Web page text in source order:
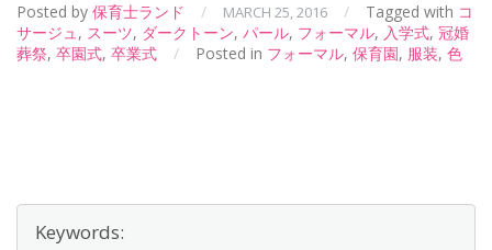
Posted by 保育士ランド / MARCH 25, 2016 / Tagged with コ
サージュ, スーツ, ダークトーン, パール, フォーマル, 入学式, 冠婚
葬祭, 卒園式, 卒業式 / Posted in フォーマル, 保育園, 服装, 色